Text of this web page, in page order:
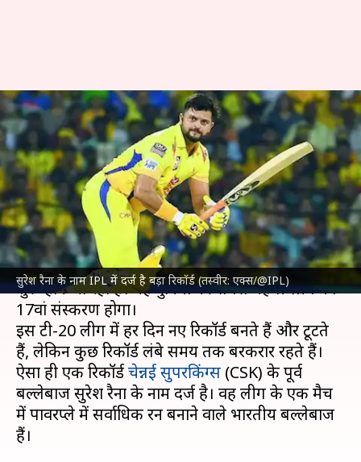
सुरेश रैना के नाम IPL में दर्ज है बड़ा रिकॉर्ड (तस्वीर: एक्स/@IPL)
सुरेश रैना हैं एक IPL मैच के पावरप्ले
में सर्वाधिक रन बनाने वाले भारतीय
बल्लेबाज
लेखन भारत शर्मा Mar 20, 2024 07:40 pm
क्या है खबर?
इंडियन प्रीमियर लीग(IPL) का रोमांच 22 मार्च से फिर से
शुरू होने जा रहा है। यह दुनिया की सबसे महंगी लीग का
17वां संस्करण होगा।
इस टी-20 लीग में हर दिन नए रिकॉर्ड बनते हैं और टूटते
हैं, लेकिन कुछ रिकॉर्ड लंबे समय तक बरकरार रहते हैं।
ऐसा ही एक रिकॉर्डचेन्नई सुपरकिंग्स (CSK) के पूर्व
बल्लेबाज सुरेश रैना के नाम दर्ज है। वह लीग के एक मैच
में पावरप्ले में सर्वाधिक रन बनाने वाले भारतीय बल्लेबाज